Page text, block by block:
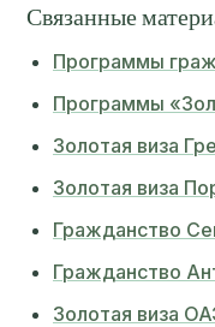
Связанные
Программы
Программы
Золотая виза
Золотая виза
Гражданство
Гражданство
Золотая виза